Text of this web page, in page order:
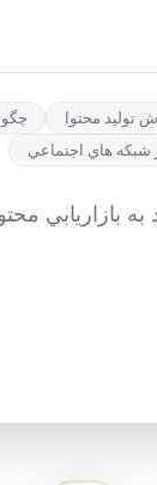
توليد محتوا
شبكه هاي اجتماعي
بازاريابي